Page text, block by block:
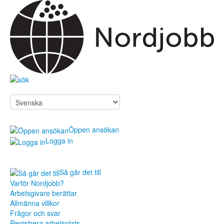
Öppen ansökan
Logga in
Sök jobb
För arbetsgivare
Varför Nordjobb?
Så går det till
Varför Nordjobb?
Arbetsgivare berättar
Allmänna villkor
Frågor och svar